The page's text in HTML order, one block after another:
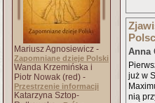
Mariusz Agnosiewicz -
Zapomniane dzieje Polski
Wanda Krzemińska i
Piotr Nowak (red) -
Przestrzenie informacji
Katarzyna Sztop-
Anna
już w
nią